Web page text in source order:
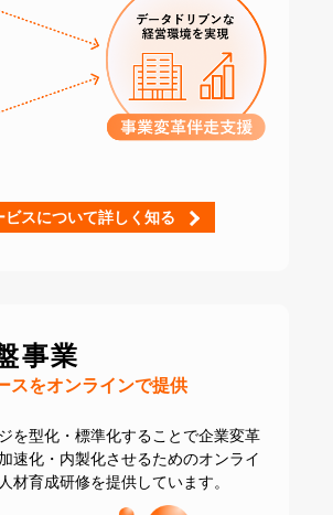
ビスについて詳しく知る
事業
スをオンラインで提供
を型化・標準化することで企業変革
速化・内製化させるためのオンライ
材育成研修を提供しています。